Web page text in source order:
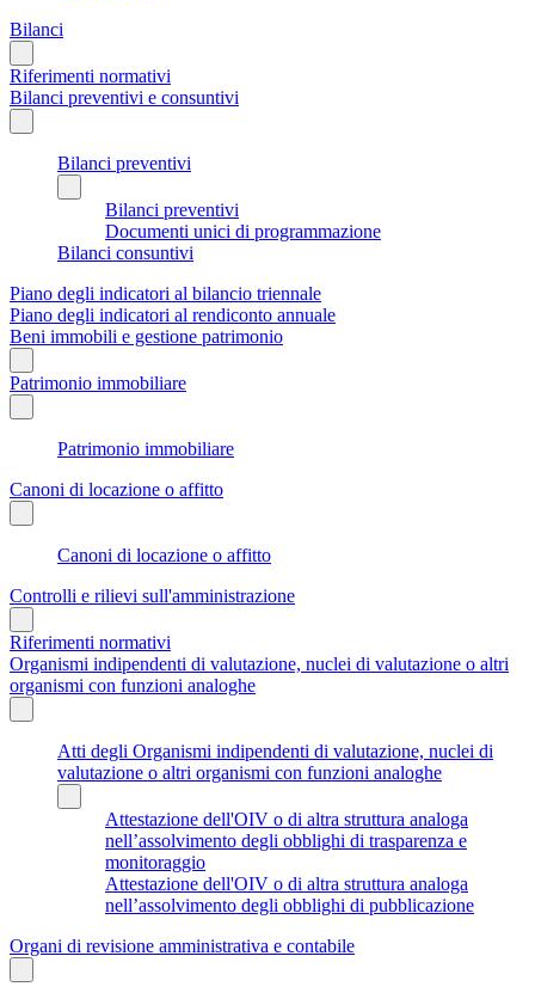
Bilanci
Riferimenti normativi
Bilanci preventivi e consuntivi
Bilanci preventivi
Bilanci preventivi
Documenti unici di programmazione
Bilanci consuntivi
Piano degli indicatori al bilancio triennale
Piano degli indicatori al rendiconto annuale
Beni immobili e gestione patrimonio
Patrimonio immobiliare
Patrimonio immobiliare
Canoni di locazione o affitto
Canoni di locazione o affitto
Controlli e rilievi sull'amministrazione
Riferimenti normativi
Organismi indipendenti di valutazione, nuclei di valutazione o altri
organismi con funzioni analoghe
Atti degli Organismi indipendenti di valutazione, nuclei di
valutazione o altri organismi con funzioni analoghe
Attestazione dell'OIV o di altra struttura analoga
nell’assolvimento degli obblighi di trasparenza e
monitoraggio
Attestazione dell'OIV o di altra struttura analoga
nell’assolvimento degli obblighi di pubblicazione
Organi di revisione amministrativa e contabile